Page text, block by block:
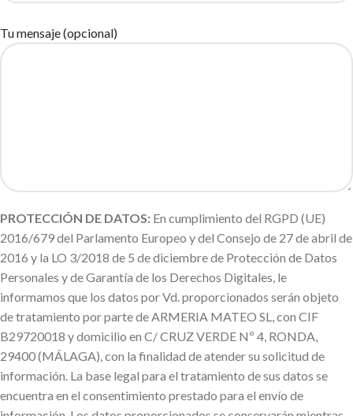
Tu mensaje (opcional)
PROTECCIÓN DE DATOS: En cumplimiento del RGPD (UE)
2016/679 del Parlamento Europeo y del Consejo de 27 de abril de
2016 y la LO 3/2018 de 5 de diciembre de Protección de Datos
Personales y de Garantía de los Derechos Digitales, le
informamos que los datos por Vd. proporcionados serán objeto
de tratamiento por parte de ARMERIA MATEO SL, con CIF
B29720018 y domicilio en C/ CRUZ VERDE Nº 4, RONDA,
29400 (MÁLAGA), con la finalidad de atender su solicitud de
información. La base legal para el tratamiento de sus datos se
encuentra en el consentimiento prestado para el envío de